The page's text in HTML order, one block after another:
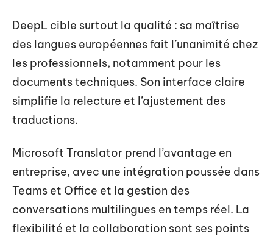
DeepL cible surtout la qualité : sa maîtrise
des langues européennes fait l’unanimité chez
les professionnels, notamment pour les
documents techniques. Son interface claire
simplifie la relecture et l’ajustement des
traductions.
Microsoft Translator prend l’avantage en
entreprise, avec une intégration poussée dans
Teams et Office et la gestion des
conversations multilingues en temps réel. La
flexibilité et la collaboration sont ses points